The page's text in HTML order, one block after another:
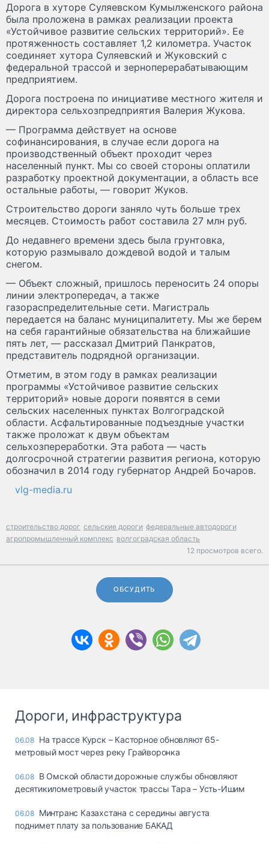
Дорога в хуторе Суляевском Кумылженского района
была проложена в рамках реализации проекта
«Устойчивое развитие сельских территорий». Ее
протяженность составляет 1,2 километра. Участок
соединяет хутора Суляевский и Жуковский с
федеральной трассой и зерноперерабатывающим
предприятием.
Дорога построена по инициативе местного жителя и
директора сельхозпредприятия Валерия Жукова.
— Программа действует на основе
софинансирования, в случае если дорога на
производственный объект проходит через
населенный пункт. Мы со своей стороны оплатили
разработку проектной документации, а область все
остальные работы, — говорит Жуков.
Строительство дороги заняло чуть больше трех
месяцев. Стоимость работ составила 27 млн руб.
До недавнего времени здесь была грунтовка,
которую размывало дождевой водой и талым
снегом.
— Объект сложный, пришлось переносить 24 опоры
линии электропередач, а также
газораспределительные сети. Магистраль
передается на баланс муниципалитету. Мы же берем
на себя гарантийные обязательства на ближайшие
пять лет, — рассказал Дмитрий Панкратов,
представитель подрядной организации.
Отметим, в этом году в рамках реализации
программы «Устойчивое развитие сельских
территорий» новые дороги появятся в семи
сельских населенных пунктах Волгоградской
области. Асфальтированные подъездные участки
также проложат к двум объектам
сельхозпереработки. Эта работа — часть
долгосрочной стратегии развития региона, которую
обозначил в 2014 году губернатор Андрей Бочаров.
vlg-media.ru
строительство дорог сельские дороги федеральные автодороги
агропромышленный комплекс волгоградская область
12 просмотров всего.
ОБСУДИТЬ
Дороги, инфраструктура
06.08 На трассе Курск – Касторное обновляют 65-
метровый мост через реку Грайворонка
06.08 В Омской области дорожные службы обновляют
десятикилометровый участок трассы Тара – Усть-Ишим
06.08 Минтранс Казахстана с середины августа
поднимет плату за пользование БАКАД